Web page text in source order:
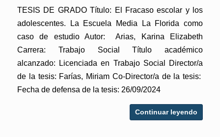
TESIS DE GRADO Título: El Fracaso escolar y los
adolescentes. La Escuela Media La Florida como
caso de estudio Autor: Arias, Karina Elizabeth
Carrera: Trabajo Social Título académico
alcanzado: Licenciada en Trabajo Social Director/a
de la tesis: Farías, Miriam Co-Director/a de la tesis:
Fecha de defensa de la tesis: 26/09/2024
Continuar leyendo